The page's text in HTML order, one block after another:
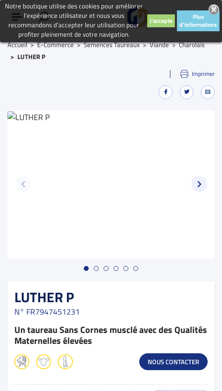
Accueil E-Commerce Semences Taureaux Viande
Charolais
LUTHER P
Imprimer
LUTHER P
N° FR7947451231
Un taureau Sans Cornes musclé avec des Qualités
Maternelles élevées
NOUS CONTACTER
Notre boutique utilise des cookies pour améliorer
l'expérience utilisateur et nous vous
recommandons d'accepter leur utilisation pour
profiter pleinement de votre navigation.
J'accepte
Plus
d'informations